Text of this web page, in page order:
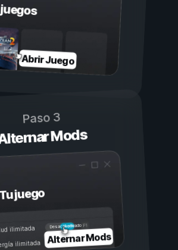
Abrir Juego
Paso 3
Mods
juego
Activado
Desactivado
ilimitada
ilimitada Alternar Mods